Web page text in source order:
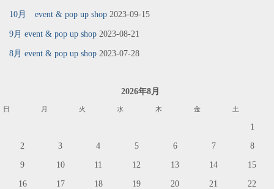
10月 event & pop up shop 2023-09-15
9月 event & pop up shop 2023-08-21
8月 event & pop up shop 2023-07-28
2026年8月
日 月 火 水 木 金 土
1
2 3 4 5 6 7 8
9 10 11 12 13 14 15
16 17 18 19 20 21 22